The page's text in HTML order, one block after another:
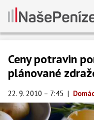
Ceny potravin
plánované
22. 9. 2010 – 7:45 |